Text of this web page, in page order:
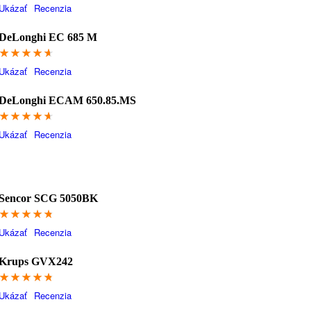
Recenzia
EC 685 M
92.4
Recenzia
ECAM 650.85.MS
92.4
Recenzia
SCG 5050BK
95
Recenzia
GVX242
94.6
Recenzia